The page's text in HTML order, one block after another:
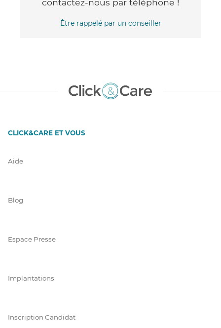
contactez-nous par téléphone !
Être rappelé par un conseiller
CLICK&CARE ET VOUS
Aide
Blog
Espace Presse
Implantations
Inscription Candidat